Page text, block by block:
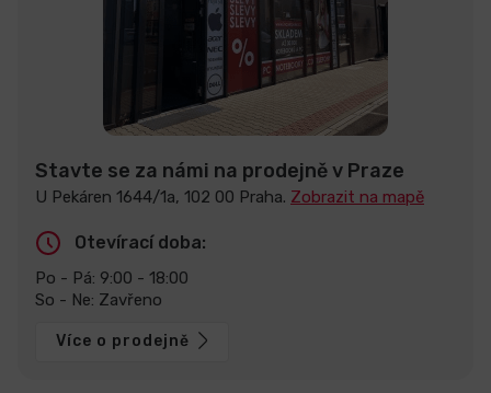
Stavte se za námi na prodejně v Praze
U Pekáren 1644/1a, 102 00 Praha. Zobrazit na mapě
Otevírací doba:
Po - Pá: 9:00 - 18:00
So - Ne: Zavřeno
Více o prodejně